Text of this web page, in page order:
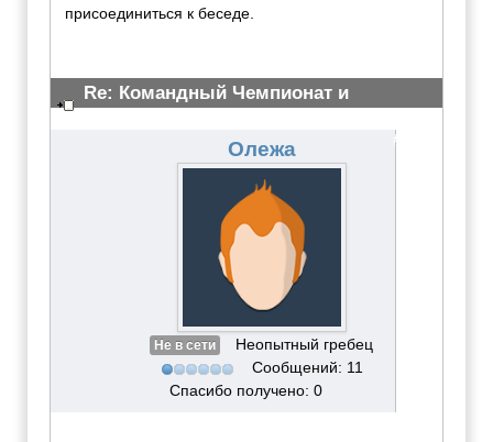
присоединиться к беседе.
Re: Командный Чемпионат и
#3072
Олежа
Не в сети
Неопытный гребец
Сообщений: 11
Спасибо получено: 0